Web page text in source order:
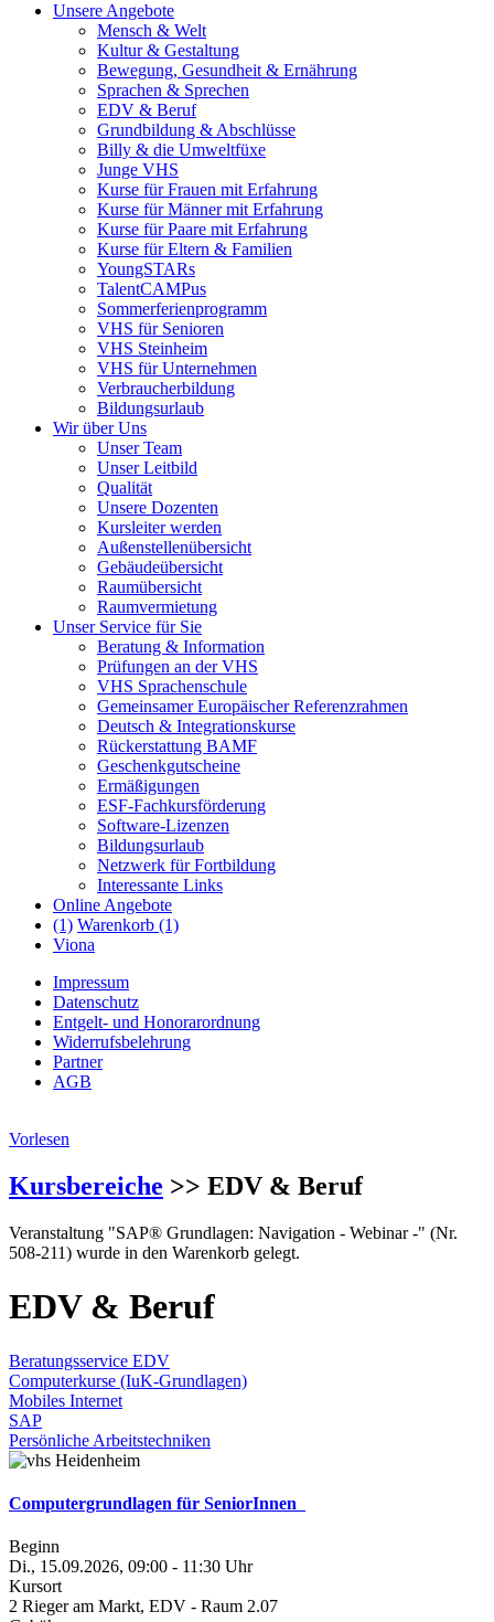
Unsere Angebote
Mensch & Welt
Kultur & Gestaltung
Bewegung, Gesundheit & Ernährung
Sprachen & Sprechen
EDV & Beruf
Grundbildung & Abschlüsse
Billy & die Umweltfüxe
Junge VHS
Kurse für Frauen mit Erfahrung
Kurse für Männer mit Erfahrung
Kurse für Paare mit Erfahrung
Kurse für Eltern & Familien
YoungSTARs
TalentCAMPus
Sommerferienprogramm
VHS für Senioren
VHS Steinheim
VHS für Unternehmen
Verbraucherbildung
Bildungsurlaub
Wir über Uns
Unser Team
Unser Leitbild
Qualität
Unsere Dozenten
Kursleiter werden
Außenstellenübersicht
Gebäudeübersicht
Raumübersicht
Raumvermietung
Unser Service für Sie
Beratung & Information
Prüfungen an der VHS
VHS Sprachenschule
Gemeinsamer Europäischer Referenzrahmen
Deutsch & Integrationskurse
Rückerstattung BAMF
Geschenkgutscheine
Ermäßigungen
ESF-Fachkursförderung
Software-Lizenzen
Bildungsurlaub
Netzwerk für Fortbildung
Interessante Links
Online Angebote
(1) Warenkorb (1)
Viona
Impressum
Datenschutz
Entgelt- und Honorarordnung
Widerrufsbelehrung
Partner
AGB
Vorlesen
Kursbereiche >> EDV & Beruf
Veranstaltung "SAP® Grundlagen: Navigation - Webinar -" (Nr.
508-211) wurde in den Warenkorb gelegt.
EDV & Beruf
Beratungsservice EDV
Computerkurse (IuK-Grundlagen)
Mobiles Internet
SAP
Persönliche Arbeitstechniken
Computergrundlagen für SeniorInnen
Beginn
Di., 15.09.2026, 09:00 - 11:30 Uhr
Kursort
2 Rieger am Markt, EDV - Raum 2.07